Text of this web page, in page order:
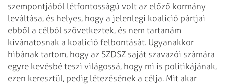
szempontjából létfontosságú volt az előző kormány
leváltása, és helyes, hogy a jelenlegi koalíció pártjai
ebből a célból szövetkeztek, és nem tartanám
kívánatosnak a koalíció felbontását. Ugyanakkor
hibának tartom, hogy az SZDSZ saját szavazói számára
egyre kevésbé teszi világossá, hogy mi is politikájának,
ezen keresztül, pedig létezésének a célja. Mit akar